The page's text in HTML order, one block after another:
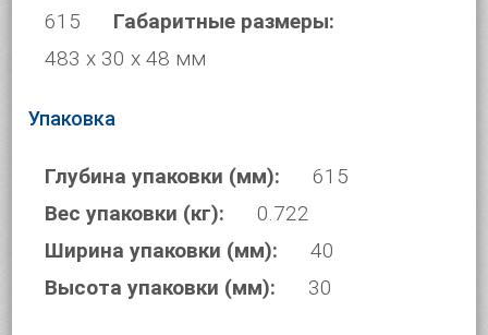
615
Габаритные размеры:
483 х 30 х 48 мм
Упаковка
Глубина упаковки (мм):
615
Вес упаковки (кг):
0.722
Ширина упаковки (мм):
40
Высота упаковки (мм):
30